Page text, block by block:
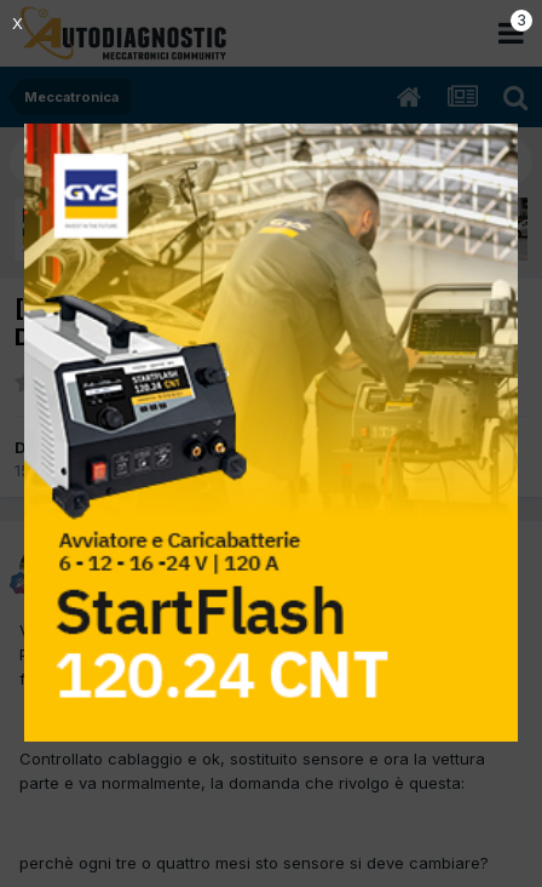
Meccatronica
[Nissan Qashqai 01/2008 1500cc k9k 77Kw
Diesel] Il motore gira ma non si avvia
Da VinnyG
15 Marzo 2012inMeccatronica
VinnyG
15 Marzo 2012
Vettura come da titolo, il motore gira ma non si avvia, in diagnosi
P0340 sensore posizione albero a camme A, bancata 1
funzionamento difettoso del circuito.
Controllato cablaggio e ok, sostituito sensore e ora la vettura
parte e va normalmente, la domanda che rivolgo è questa:
perchè ogni tre o quattro mesi sto sensore si deve cambiare?
2
X